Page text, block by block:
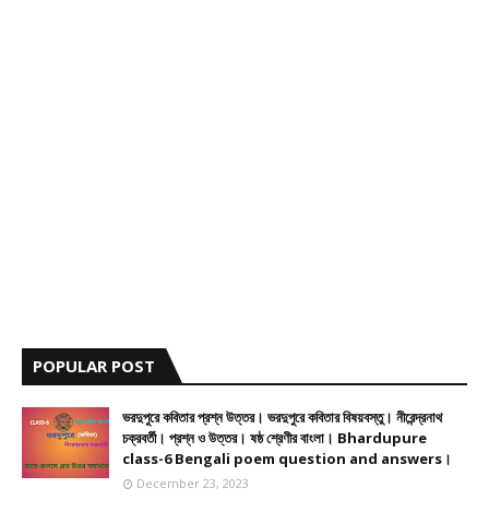
POPULAR POST
ভরদুপুরে কবিতার প্রশ্ন উত্তর। ভরদুপুরে কবিতার বিষয়বস্তু। নীরেন্দ্রনাথ
চক্রবর্তী। প্রশ্ন ও উত্তর। ষষ্ঠ শ্রেণীর বাংলা। Bhardupure
class-6 Bengali poem question and answers।
December 23, 2023